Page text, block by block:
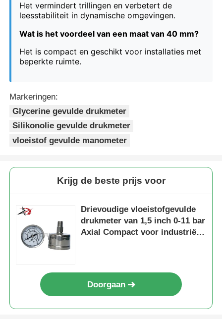
Het vermindert trillingen en verbetert de
leesstabiliteit in dynamische omgevingen.
Wat is het voordeel van een maat van 40 mm?
Het is compact en geschikt voor installaties met
beperkte ruimte.
Markeringen:
Glycerine gevulde drukmeter
Silikonolie gevulde drukmeter
vloeistof gevulde manometer
Krijg de beste prijs voor
Drievoudige vloeistofgevulde
drukmeter van 1,5 inch 0-11 bar
Axial Compact voor industriële
Doorgaan